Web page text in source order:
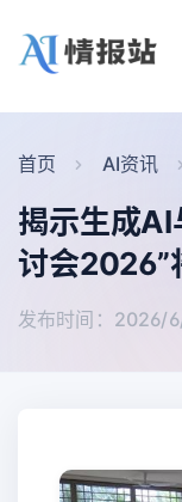
首页 AI资讯
揭示生成AI
讨会2026”
发布时间：2026/